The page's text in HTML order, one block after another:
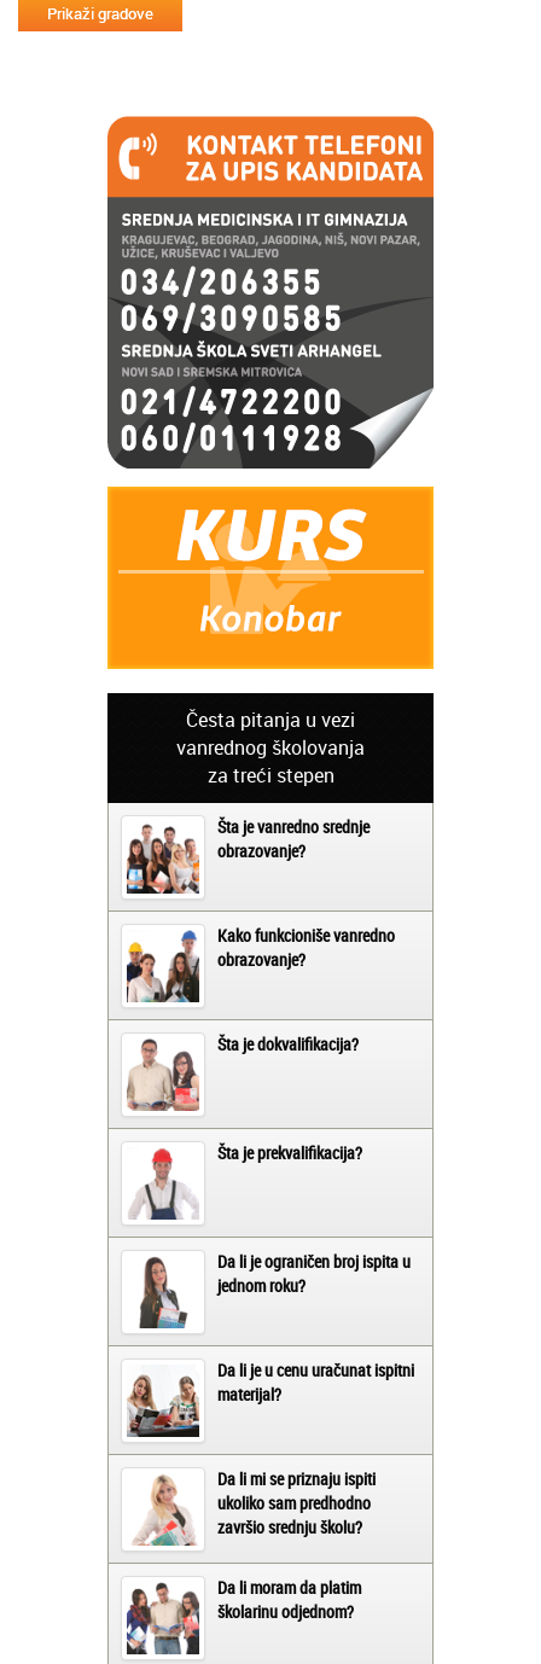
Česta pitanja u vezi
vanrednog školovanja
za treći stepen
Šta je vanredno srednje
obrazovanje?
Kako funkcioniše vanredno
obrazovanje?
Šta je dokvalifikacija?
Šta je prekvalifikacija?
Da li je ograničen broj ispita u
jednom roku?
Da li je u cenu uračunat ispitni
materijal?
Da li mi se priznaju ispiti
ukoliko sam predhodno
završio srednju školu?
Da li moram da platim
školarinu odjednom?